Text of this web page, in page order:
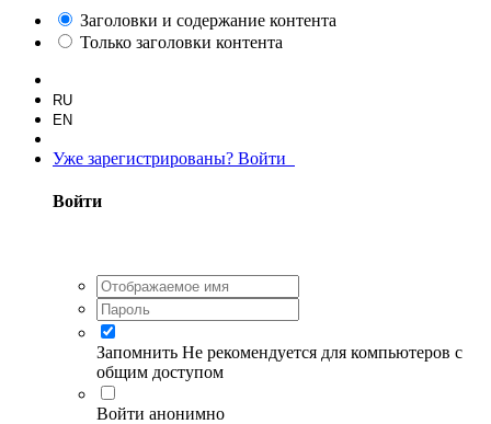
Заголовки и содержание контента
Только заголовки контента
RU
EN
Уже зарегистрированы? Войти
Войти
Запомнить Не рекомендуется для компьютеров с
общим доступом
Войти анонимно